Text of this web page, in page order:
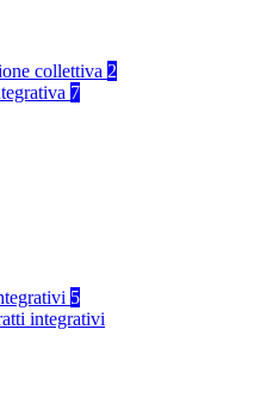
collettiva 2
7
5
integrativi